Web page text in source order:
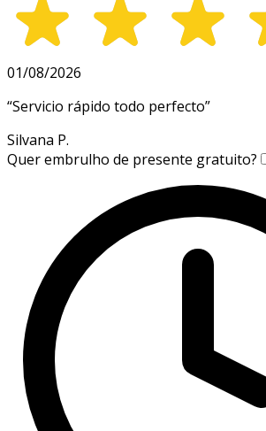
01/08/2026
“Servicio rápido todo perfecto”
Silvana P.
Quer embrulho de presente gratuito?